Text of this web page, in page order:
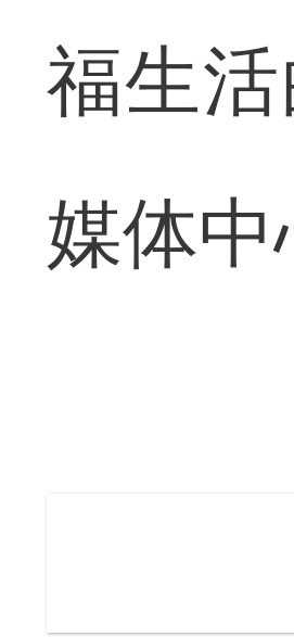
福生
媒体